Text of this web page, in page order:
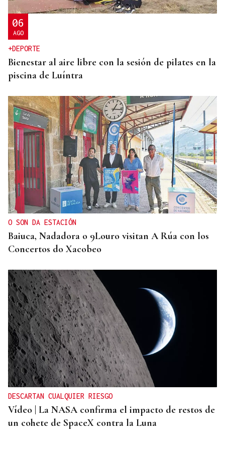
06
AGO
+DEPORTE
Bienestar al aire libre con la sesión de pilates en la
piscina de Luíntra
O SON DA ESTACIÓN
Baiuca, Nadadora o 9Louro visitan A Rúa con los
Concertos do Xacobeo
DESCARTAN CUALQUIER RIESGO
Vídeo | La NASA confirma el impacto de restos de
un cohete de SpaceX contra la Luna